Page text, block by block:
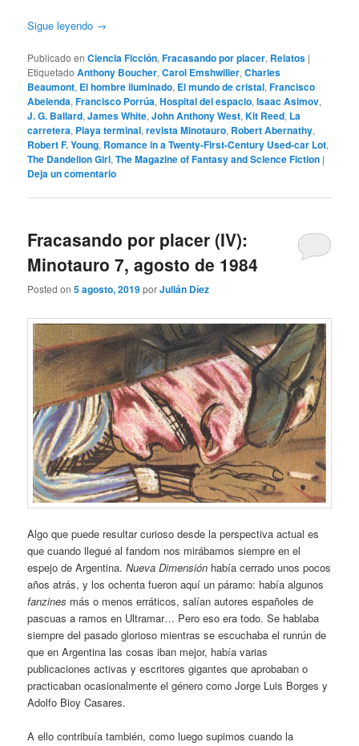
Sigue leyendo →
Publicado en Ciencia Ficción,Fracasando por placer, Relatos |
Etiquetado Anthony Boucher,Carol Emshwiller,Charles
Beaumont, El hombre iluminado, El mundo de cristal,Francisco
Abelenda,Francisco Porrúa,Hospital del espacio,Isaac Asimov,
J. G. Ballard,James White,John Anthony West,Kit Reed, La
carretera, Playa terminal,revista Minotauro, Robert Abernathy,
Robert F. Young, Romance in a Twenty-First-Century Used-car Lot,
The Dandelion Girl,The Magazine of Fantasy and Science Fiction |
Deja un comentario
Fracasando por placer (IV):
Minotauro 7, agosto de 1984
Posted on5 agosto, 2019porJulián Díez
Algo que puede resultar curioso desde la perspectiva actual es
que cuando llegué al fandom nos mirábamos siempre en el
espejo de Argentina. Nueva Dimensión había cerrado unos pocos
años atrás, y los ochenta fueron aquí un páramo: había algunos
fanzines más o menos erráticos, salían autores españoles de
pascuas a ramos en Ultramar… Pero eso era todo. Se hablaba
siempre del pasado glorioso mientras se escuchaba el runrún de
que en Argentina las cosas iban mejor, había varias
publicaciones activas y escritores gigantes que aprobaban o
practicaban ocasionalmente el género como Jorge Luis Borges y
Adolfo Bioy Casares.
A ello contribuía también, como luego supimos cuando la